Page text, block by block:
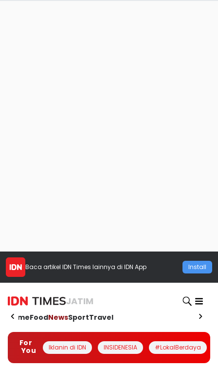
Baca artikel IDN Times lainnya di IDN App Install
JATIM
HomeFoodNewsSportTravel
For
You
Iklanin di IDN INSIDENESIA #LokalBerdaya